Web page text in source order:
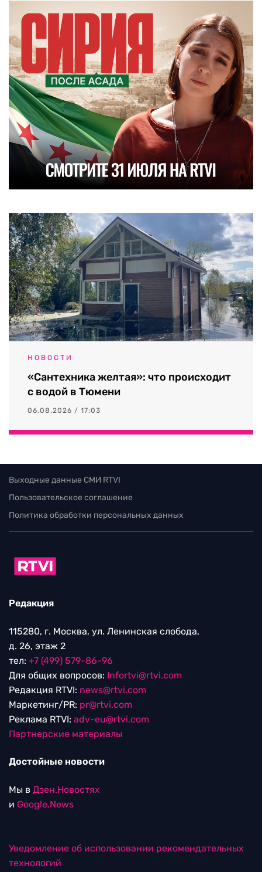
НОВОСТИ
«Сантехника желтая»: что происходит
с водой в Тюмени
06.08.2026 / 17:03
Выходные данные СМИ RTVI
Пользовательское соглашение
Политика обработки персональных данных
Редакция
115280, г. Москва, ул. Ленинская слобода,
д. 26, этаж 2
тел: +7 (499) 579-86-96
Для общих вопросов: Infortvi@rtvi.com
Редакция RTVI: news@rtvi.com
Маркетинг/PR: pr@rtvi.com
Реклама RTVI: adv-eu@rtvi.com
Партнерские материалы
Достойные новости
Мы в Дзен.Новостях
и Google.News
Уведомление об использовании рекомендательных
технологий